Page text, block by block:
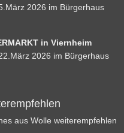
2026 im Bürgerhaus
in Viernheim
2026 im Bürgerhaus
aus Wolle weiterempfehlen